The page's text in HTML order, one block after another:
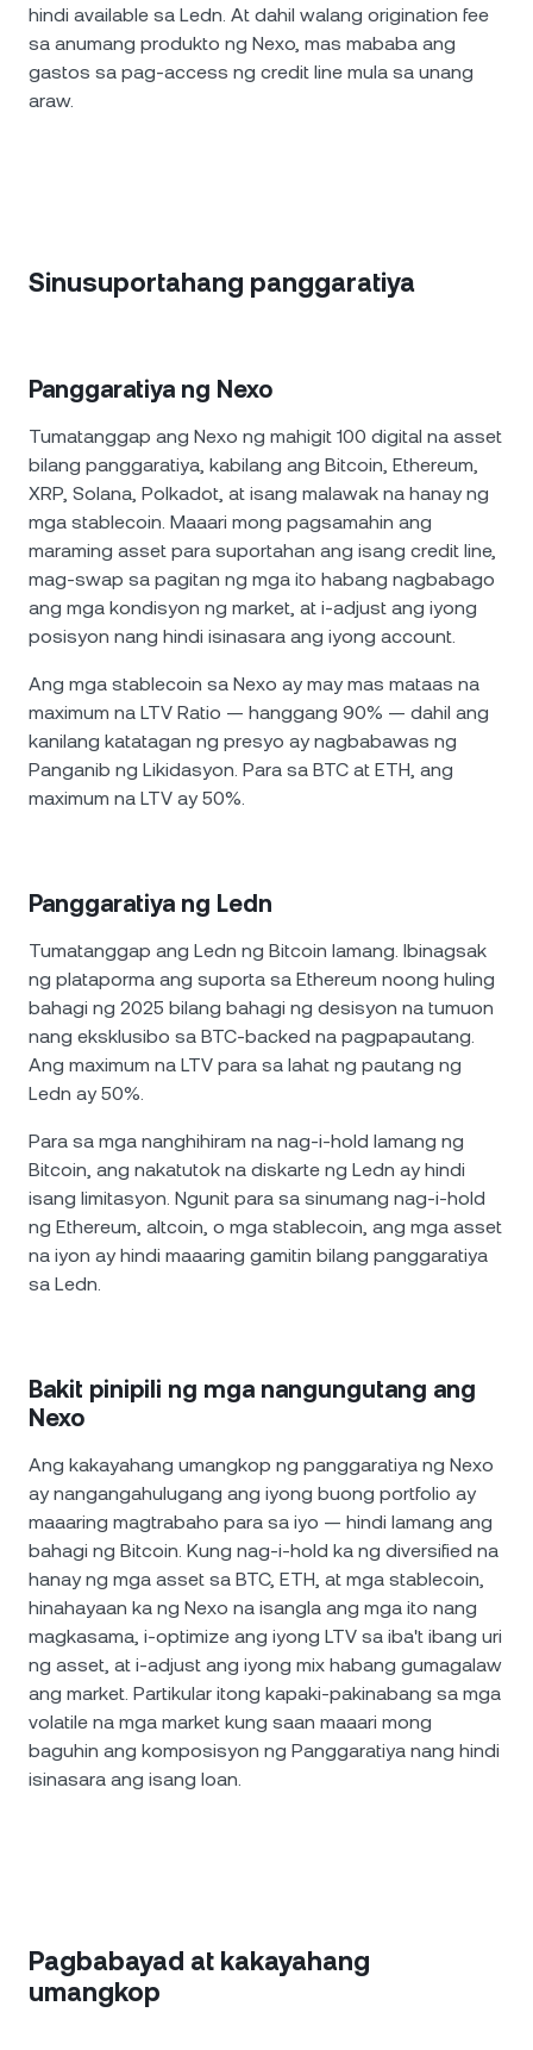
hindi available sa Ledn. At dahil walang origination fee
sa anumang produkto ng Nexo, mas mababa ang
gastos sa pag-access ng credit line mula sa unang
araw.
Sinusuportahang panggaratiya
Panggaratiya ng Nexo
Tumatanggap ang Nexo ng mahigit 100 digital na asset
bilang panggaratiya, kabilang ang Bitcoin, Ethereum,
XRP, Solana, Polkadot, at isang malawak na hanay ng
mga stablecoin. Maaari mong pagsamahin ang
maraming asset para suportahan ang isang credit line,
mag-swap sa pagitan ng mga ito habang nagbabago
ang mga kondisyon ng market, at i-adjust ang iyong
posisyon nang hindi isinasara ang iyong account.
Ang mga stablecoin sa Nexo ay may mas mataas na
maximum na LTV Ratio — hanggang 90% — dahil ang
kanilang katatagan ng presyo ay nagbabawas ng
Panganib ng Likidasyon. Para sa BTC at ETH, ang
maximum na LTV ay 50%.
Panggaratiya ng Ledn
Tumatanggap ang Ledn ng Bitcoin lamang. Ibinagsak
ng plataporma ang suporta sa Ethereum noong huling
bahagi ng 2025 bilang bahagi ng desisyon na tumuon
nang eksklusibo sa BTC-backed na pagpapautang.
Ang maximum na LTV para sa lahat ng pautang ng
Ledn ay 50%.
Para sa mga nanghihiram na nag-i-hold lamang ng
Bitcoin, ang nakatutok na diskarte ng Ledn ay hindi
isang limitasyon. Ngunit para sa sinumang nag-i-hold
ng Ethereum, altcoin, o mga stablecoin, ang mga asset
na iyon ay hindi maaaring gamitin bilang panggaratiya
sa Ledn.
Bakit pinipili ng mga nangungutang ang
Nexo
Ang kakayahang umangkop ng panggaratiya ng Nexo
ay nangangahulugang ang iyong buong portfolio ay
maaaring magtrabaho para sa iyo — hindi lamang ang
bahagi ng Bitcoin. Kung nag-i-hold ka ng diversified na
hanay ng mga asset sa BTC, ETH, at mga stablecoin,
hinahayaan ka ng Nexo na isangla ang mga ito nang
magkasama, i-optimize ang iyong LTV sa iba't ibang uri
ng asset, at i-adjust ang iyong mix habang gumagalaw
ang market. Partikular itong kapaki-pakinabang sa mga
volatile na mga market kung saan maaari mong
baguhin ang komposisyon ng Panggaratiya nang hindi
isinasara ang isang loan.
Pagbabayad at kakayahang
umangkop